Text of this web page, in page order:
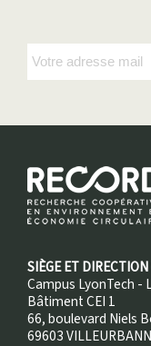
SIÈGE ET
Campus LyonTech -
Bâtiment CEI 1
66, boulevard Niels
69603